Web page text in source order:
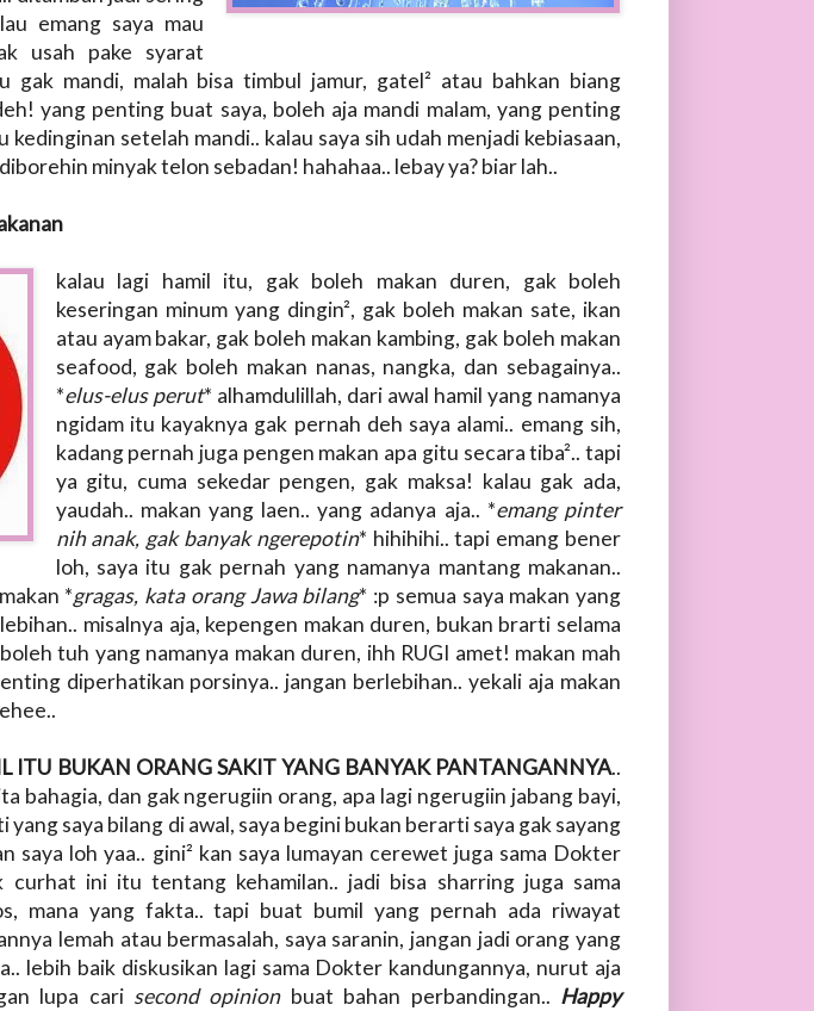
emang saya mau
usah pake syarat
gak mandi, malah bisa timbul jamur, gatel² atau bahkan biang
yang penting buat saya, boleh aja mandi malam, yang penting
kedinginan setelah mandi.. kalau saya sih udah menjadi kebiasaan,
minyak telon sebadan! hahahaa.. lebay ya? biar lah..
kalau lagi hamil itu, gak boleh makan duren, gak boleh
keseringan minum yang dingin², gak boleh makan sate, ikan
atau ayam bakar, gak boleh makan kambing, gak boleh makan
seafood, gak boleh makan nanas, nangka, dan sebagainya..
*elus-elus perut* alhamdulillah, dari awal hamil yang namanya
ngidam itu kayaknya gak pernah deh saya alami.. emang sih,
kadang pernah juga pengen makan apa gitu secara tiba².. tapi
ya gitu, cuma sekedar pengen, gak maksa! kalau gak ada,
yaudah.. makan yang laen.. yang adanya aja.. *emang pinter
nih anak, gak banyak ngerepotin* hihihihi.. tapi emang bener
loh, saya itu gak pernah yang namanya mantang makanan..
*gragas, kata orang Jawa bilang* :p semua saya makan yang
misalnya aja, kepengen makan duren, bukan brarti selama
tuh yang namanya makan duren, ihh RUGI amet! makan mah
diperhatikan porsinya.. jangan berlebihan.. yekali aja makan
ITU BUKAN ORANG SAKIT YANG BANYAK PANTANGANNYA..
bahagia, dan gak ngerugiin orang, apa lagi ngerugiin jabang bayi,
yang saya bilang di awal, saya begini bukan berarti saya gak sayang
saya loh yaa.. gini² kan saya lumayan cerewet juga sama Dokter
curhat ini itu tentang kehamilan.. jadi bisa sharring juga sama
mana yang fakta.. tapi buat bumil yang pernah ada riwayat
lemah atau bermasalah, saya saranin, jangan jadi orang yang
lebih baik diskusikan lagi sama Dokter kandungannya, nurut aja
lupa cari second opinionbuat bahan perbandingan.. Happy